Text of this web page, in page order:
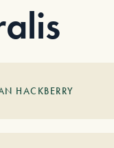
HACKBERRY